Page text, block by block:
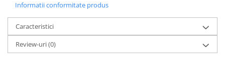
Informatii conformitate produs
Caracteristici
Review-uri(0)